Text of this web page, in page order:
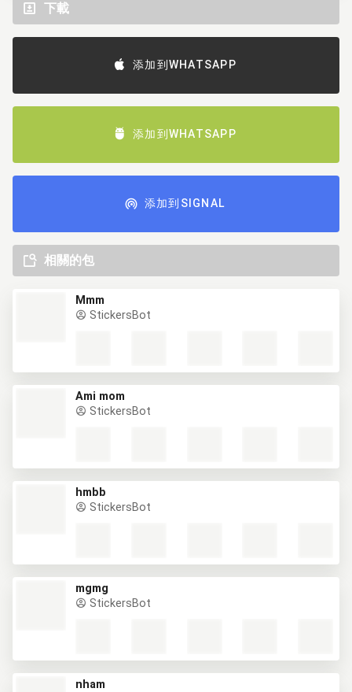
下載
添加到WHATSAPP
添加到WHATSAPP
添加到SIGNAL
相關的包
Mmm
StickersBot
Ami mom
StickersBot
hmbb
StickersBot
mgmg
StickersBot
nham